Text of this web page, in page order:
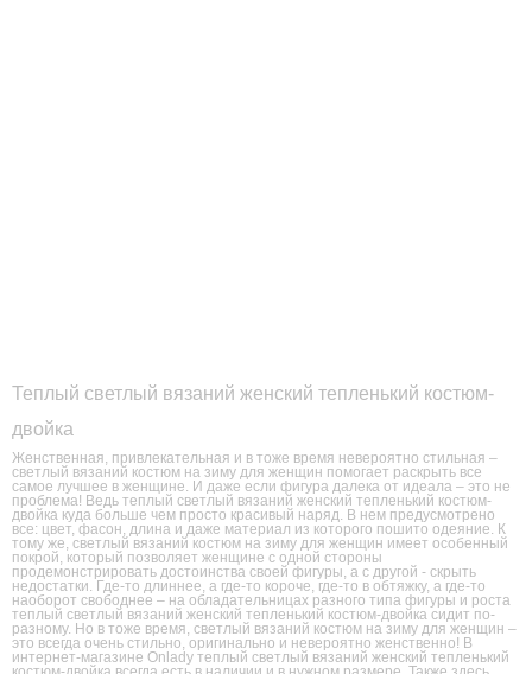
Теплый светлый вязаний женский тепленький костюм-
двойка
Женственная, привлекательная и в тоже время невероятно стильная –
светлый вязаний костюм на зиму для женщин помогает раскрыть все
самое лучшее в женщине. И даже если фигура далека от идеала – это не
проблема! Ведь теплый светлый вязаний женский тепленький костюм-
двойка куда больше чем просто красивый наряд. В нем предусмотрено
все: цвет, фасон, длина и даже материал из которого пошито одеяние. К
тому же, светлый вязаний костюм на зиму для женщин имеет особенный
покрой, который позволяет женщине с одной стороны
продемонстрировать достоинства своей фигуры, а с другой - скрыть
недостатки. Где-то длиннее, а где-то короче, где-то в обтяжку, а где-то
наоборот свободнее – на обладательницах разного типа фигуры и роста
теплый светлый вязаний женский тепленький костюм-двойка сидит по-
разному. Но в тоже время, светлый вязаний костюм на зиму для женщин –
это всегда очень стильно, оригинально и невероятно женственно! В
интернет-магазине Onlady теплый светлый вязаний женский тепленький